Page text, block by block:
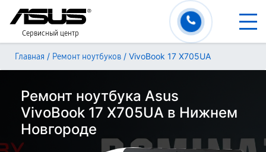
Сервисный центр
Главная / Ремонт ноутбуков / VivoBook 17 X705UA
Ремонт ноутбука Asus
VivoBook 17 X705UA в Нижнем
Новгороде